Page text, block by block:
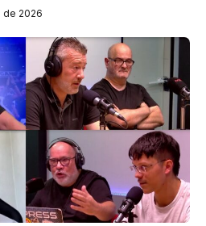
de 2026